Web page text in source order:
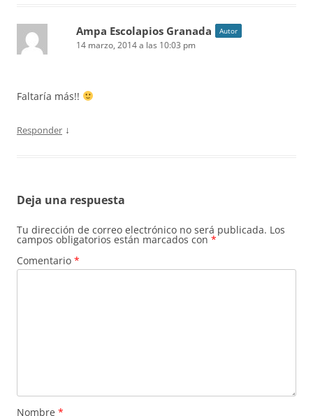
Ampa Escolapios Granada Autor
14 marzo, 2014 a las 10:03 pm
Faltaría más!!
Responder ↓
Deja una respuesta
Tu dirección de correo electrónico no será publicada. Los
campos obligatorios están marcados con *
Comentario *
Nombre *